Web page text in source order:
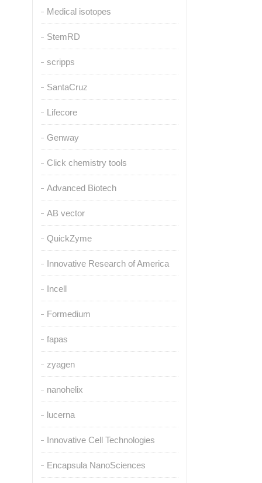
Medical isotopes
StemRD
scripps
SantaCruz
Lifecore
Genway
Click chemistry tools
Advanced Biotech
AB vector
QuickZyme
Innovative Research of America
Incell
Formedium
fapas
zyagen
nanohelix
lucerna
Innovative Cell Technologies
Encapsula NanoSciences